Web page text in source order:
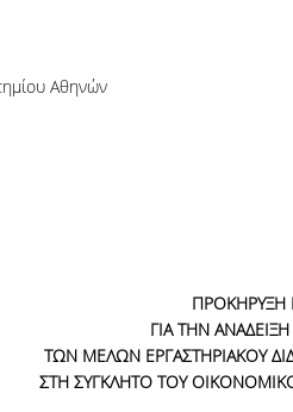
Αθηνών
ΠΡΟΚΗΡΥΞΗ
ΓΙΑ ΤΗΝ
ΤΩΝ ΜΕΛΩΝ ΕΡΓΑΣΤΗΡΙΑΚΟΥ
ΣΤΗ ΣΥΓΚΛΗΤΟ ΤΟΥ